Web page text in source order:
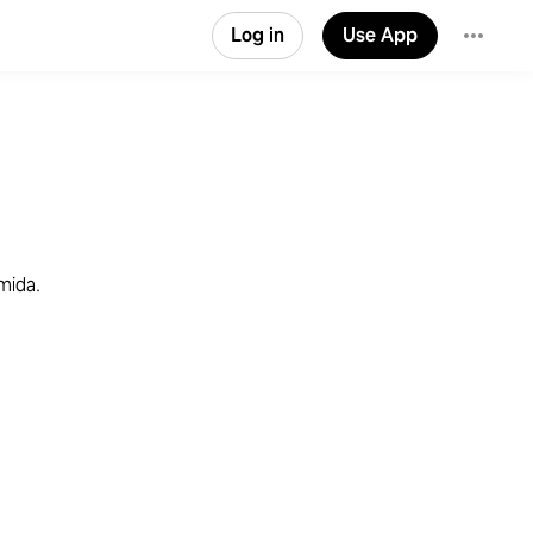
Log in Use App